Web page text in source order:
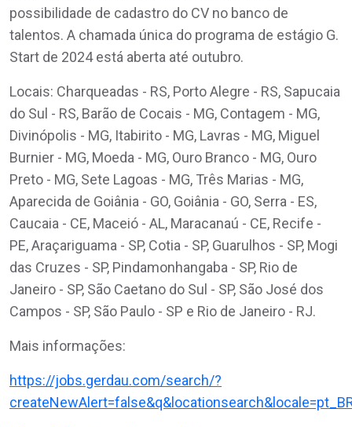
possibilidade de cadastro do CV no banco de
talentos. A chamada única do programa de estágio G.
Start de 2024 está aberta até outubro.
Locais: Charqueadas - RS, Porto Alegre - RS, Sapucaia
do Sul - RS, Barão de Cocais - MG, Contagem - MG,
Divinópolis - MG, Itabirito - MG, Lavras - MG, Miguel
Burnier - MG, Moeda - MG, Ouro Branco - MG, Ouro
Preto - MG, Sete Lagoas - MG, Três Marias - MG,
Aparecida de Goiânia - GO, Goiânia - GO, Serra - ES,
Caucaia - CE, Maceió - AL, Maracanaú - CE, Recife -
PE, Araçariguama - SP, Cotia - SP, Guarulhos - SP, Mogi
das Cruzes - SP, Pindamonhangaba - SP, Rio de
Janeiro - SP, São Caetano do Sul - SP, São José dos
Campos - SP, São Paulo - SP e Rio de Janeiro - RJ.
Mais informações:
https://jobs.gerdau.com/search/?